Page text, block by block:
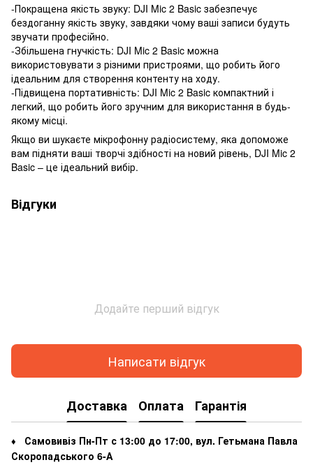
-Покращена якість звуку: DJI Mic 2 Basic забезпечує
бездоганну якість звуку, завдяки чому ваші записи будуть
звучати професійно.
-Збільшена гнучкість: DJI Mic 2 Basic можна
використовувати з різними пристроями, що робить його
ідеальним для створення контенту на ходу.
-Підвищена портативність: DJI Mic 2 Basic компактний і
легкий, що робить його зручним для використання в будь-
якому місці.
Якщо ви шукаєте мікрофонну радіосистему, яка допоможе
вам підняти ваші творчі здібності на новий рівень, DJI Mic 2
Basic – це ідеальний вибір.
Відгуки
Додайте перший відгук
Написати відгук
Доставка Оплата Гарантія
♦
Самовивіз Пн-Пт с 13:00 до 17:00, вул. Гетьмана Павла
Скоропадського 6-А